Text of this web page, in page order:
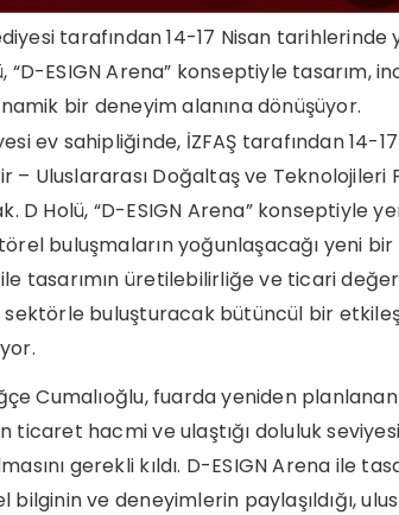
tarafından 14-17 Nisan tarihlerinde
“D-ESIGN Arena” konseptiyle tasarım,
bir deneyim alanına dönüşüyor.
ev sahipliğinde, İZFAŞ tarafından 14-
Uluslararası Doğaltaş ve Teknolojileri
D Holü, “D-ESIGN Arena” konseptiyle
buluşmaların yoğunlaşacağı yeni
tasarımın üretilebilirliğe ve ticari
sektörle buluşturacak bütüncül bir
Cumalıoğlu, fuarda yeniden planlanan
ticaret hacmi ve ulaştığı doluluk
gerekli kıldı. D-ESIGN Arena ile
ve deneyimlerin paylaşıldığı,